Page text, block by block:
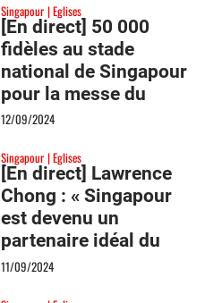
Singapour Eglises
[En direct] 50 000
fidèles au stade
national de Singapour
pour la messe du
pape : retour en photos
12/09/2024
Singapour Eglises
[En direct] Lawrence
Chong : « Singapour
est devenu un
partenaire idéal du
Vatican pour le
11/09/2024